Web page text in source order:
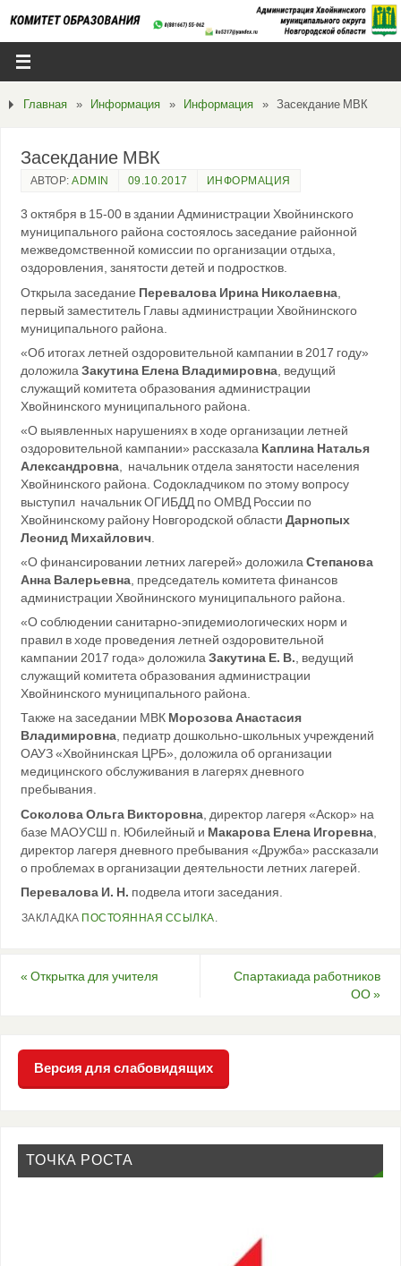
Главная » Информация » Информация » Засекдание МВК
Засекдание МВК
АВТОР:ADMIN 09.10.2017 ИНФОРМАЦИЯ
3 октября в 15-00 в здании Администрации Хвойнинского
муниципального района состоялось заседание районной
межведомственной комиссии по организации отдыха,
оздоровления, занятости детей и подростков.
Открыла заседание Перевалова Ирина Николаевна,
первый заместитель Главы администрации Хвойнинского
муниципального района.
«Об итогах летней оздоровительной кампании в 2017 году»
доложила Закутина Елена Владимировна, ведущий
служащий комитета образования администрации
Хвойнинского муниципального района.
«О выявленных нарушениях в ходе организации летней
оздоровительной кампании» рассказала Каплина Наталья
Александровна, начальник отдела занятости населения
Хвойнинского района. Содокладчиком по этому вопросу
выступил начальник ОГИБДД по ОМВД России по
Хвойнинскому району Новгородской области Дарнопых
Леонид Михайлович.
«О финансировании летних лагерей» доложила Степанова
Анна Валерьевна, председатель комитета финансов
администрации Хвойнинского муниципального района.
«О соблюдении санитарно-эпидемиологических норм и
правил в ходе проведения летней оздоровительной
кампании 2017 года» доложилаЗакутина Е. В., ведущий
служащий комитета образования администрации
Хвойнинского муниципального района.
Также на заседании МВК Морозова Анастасия
Владимировна, педиатр дошкольно-школьных учреждений
ОАУЗ «Хвойнинская ЦРБ», доложила об организации
медицинского обслуживания в лагерях дневного
пребывания.
Соколова Ольга Викторовна, директор лагеря «Аскор» на
базе МАОУСШ п. Юбилейный и Макарова Елена Игоревна,
директор лагеря дневного пребывания «Дружба» рассказали
о проблемах в организации деятельности летних лагерей.
Перевалова И. Н. подвела итоги заседания.
ЗАКЛАДКА ПОСТОЯННАЯ ССЫЛКА.
« Открытка для учителя
Спартакиада работников
ОО»
Версия для слабовидящих
ТОЧКА РОСТА